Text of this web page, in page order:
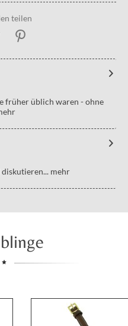
teilen
früher üblich waren - ohne
mehr